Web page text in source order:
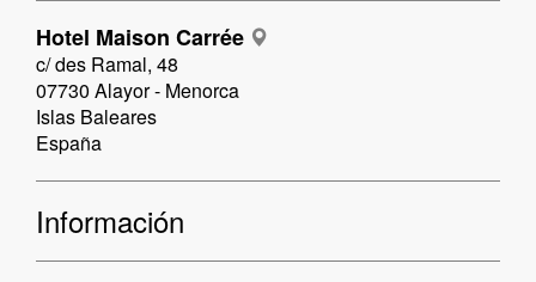
Hotel Maison Carrée
c/ des Ramal, 48
07730 Alayor - Menorca
Islas Baleares
España
Información